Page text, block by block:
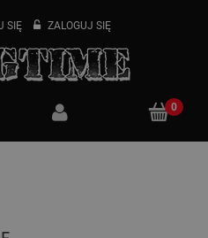
SIĘ ZALOGUJ SIĘ